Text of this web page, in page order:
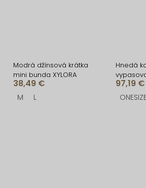
Modrá džínsová krátka
mini bunda XYLORA
38,49 €
M L
Hnedá
GALAXY
97,19 €
ONESIZE